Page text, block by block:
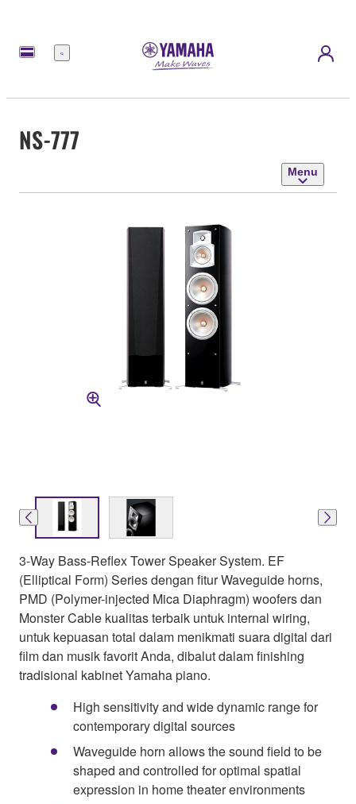
Menu
NS-777
Menu
3-Way Bass-Reflex Tower Speaker System. EF
(Elliptical Form) Series dengan fitur Waveguide horns,
PMD (Polymer-injected Mica Diaphragm) woofers dan
Monster Cable kualitas terbaik untuk internal wiring,
untuk kepuasan total dalam menikmati suara digital dari
film dan musik favorit Anda, dibalut dalam finishing
tradisional kabinet Yamaha piano.
High sensitivity and wide dynamic range for
contemporary digital sources
Waveguide horn allows the sound field to be
shaped and controlled for optimal spatial
expression in home theater environments